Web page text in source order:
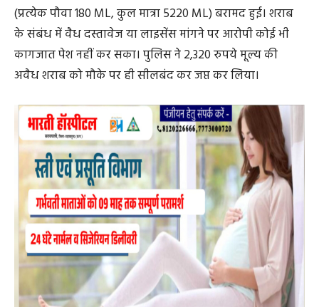
जब पुलिस ने आरोपी के पास रखे एक मटमैले भूरे रंग के झोले की
तलाशी ली, तो उसके अंदर से 29 पौवा देशी प्लेन शेरा शराब
(प्रत्येक पौवा 180 ML, कुल मात्रा 5220 ML) बरामद हुई। शराब
के संबंध में वैध दस्तावेज या लाइसेंस मांगने पर आरोपी कोई भी
कागजात पेश नहीं कर सका। पुलिस ने 2,320 रुपये मूल्य की
अवैध शराब को मौके पर ही सीलबंद कर जप्त कर लिया।